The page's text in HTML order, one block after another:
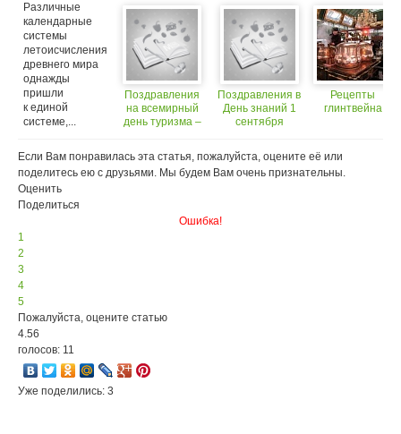
Различные
календарные
системы
летоисчисления
древнего мира
однажды
пришли
к единой
системе,...
Поздравления
на всемирный
день туризма –
Поздравления в
День знаний 1
сентября
Рецепты
глинтвейна
Если Вам понравилась эта статья, пожалуйста, оцените её или
поделитесь ею с друзьями. Мы будем Вам очень признательны.
Оценить
Поделиться
Ошибка!
1
2
3
4
5
Пожалуйста, оцените статью
4.56
голосов: 11
Уже поделились: 3